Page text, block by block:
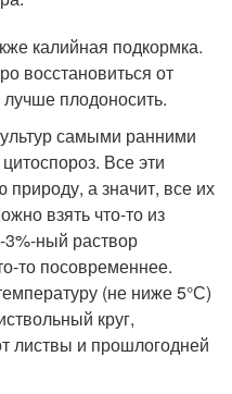
калийная подкормка.
восстановиться от
плодоносить.
самыми ранними
Все эти
а значит, все их
взять что-то из
ный раствор
то посовременнее.
(не ниже 5°С)
круг,
листвы и прошлогодней